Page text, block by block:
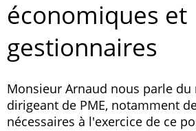
économiques et
gestionnaires
Monsieur Arnaud nous parle du
dirigeant de PME, notamment
nécessaires à l'exercice de ce